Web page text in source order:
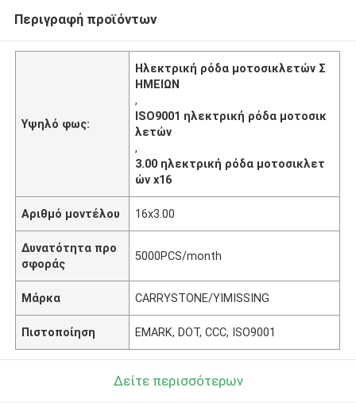
Περιγραφή προϊόντων
Υψηλό φως:
Ηλεκτρική ρόδα μοτοσικλετών Σ
ΗΜΕΙΩΝ
,
ISO9001 ηλεκτρική ρόδα μοτοσικ
λετών
,
3.00 ηλεκτρική ρόδα μοτοσικλετ
ών x16
Αριθμό μοντέλου 16x3.00
Δυνατότητα προ
σφοράς
5000PCS/month
Μάρκα CARRYSTONE/YIMISSING
Πιστοποίηση EMARK, DOT, CCC, ISO9001
Δείτε περισσότερων